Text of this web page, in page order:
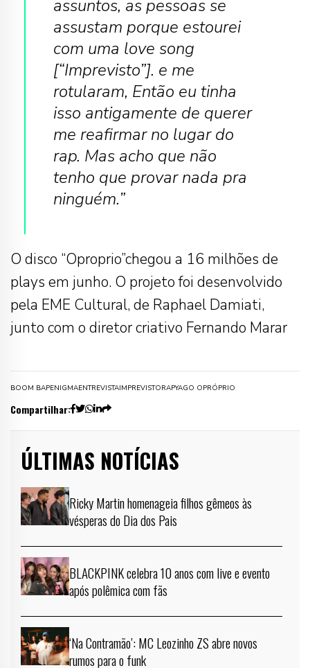
assuntos, as pessoas se
assustam porque estourei
com uma love song
[“Imprevisto”]. e me
rotularam, Então eu tinha
isso antigamente de querer
me reafirmar no lugar do
rap. Mas acho que não
tenho que provar nada pra
ninguém.”
O disco “Oproprio”chegou a 16 milhões de
plays em junho. O projeto foi desenvolvido
pela EME Cultural, de Raphael Damiati,
junto com o diretor criativo Fernando Marar
BOOM BAPENIGMAENTREVISTAIMPREVISTORAPYAGO OPRÓPRIO
Compartilhar:
ÚLTIMAS NOTÍCIAS
Ricky Martin homenageia filhos gêmeos às
vésperas do Dia dos Pais
BLACKPINK celebra 10 anos com live e evento
após polêmica com fãs
‘Na Contramão’: MC Leozinho ZS abre novos
rumos para o funk